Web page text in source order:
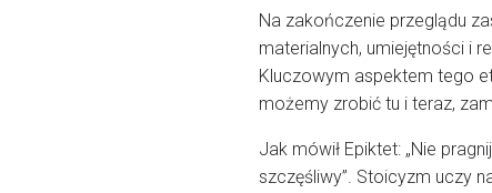
Na zakończenie przeglądu
materialnych, umiejętności i
Kluczowym aspektem tego
możemy zrobić tu i teraz,
Jak mówił Epiktet: „Nie
szczęśliwy”. Stoicyzm uczy